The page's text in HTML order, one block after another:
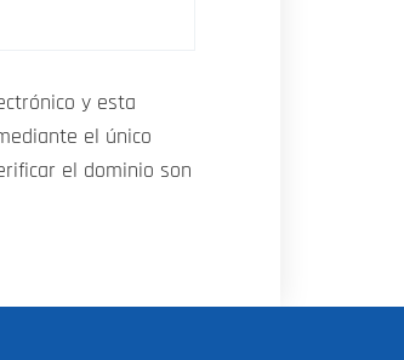
y esta
el único
el dominio son